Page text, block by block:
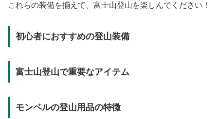
これらの装備を揃えて、富士山登山を楽しんでください！
初心者におすすめの登山装備
富士山登山で重要なアイテム
モンベルの登山用品の特徴